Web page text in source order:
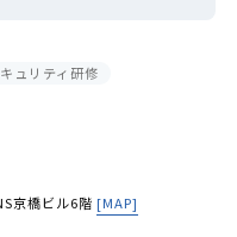
ュリティ研修
京橋ビル6階 [MAP]